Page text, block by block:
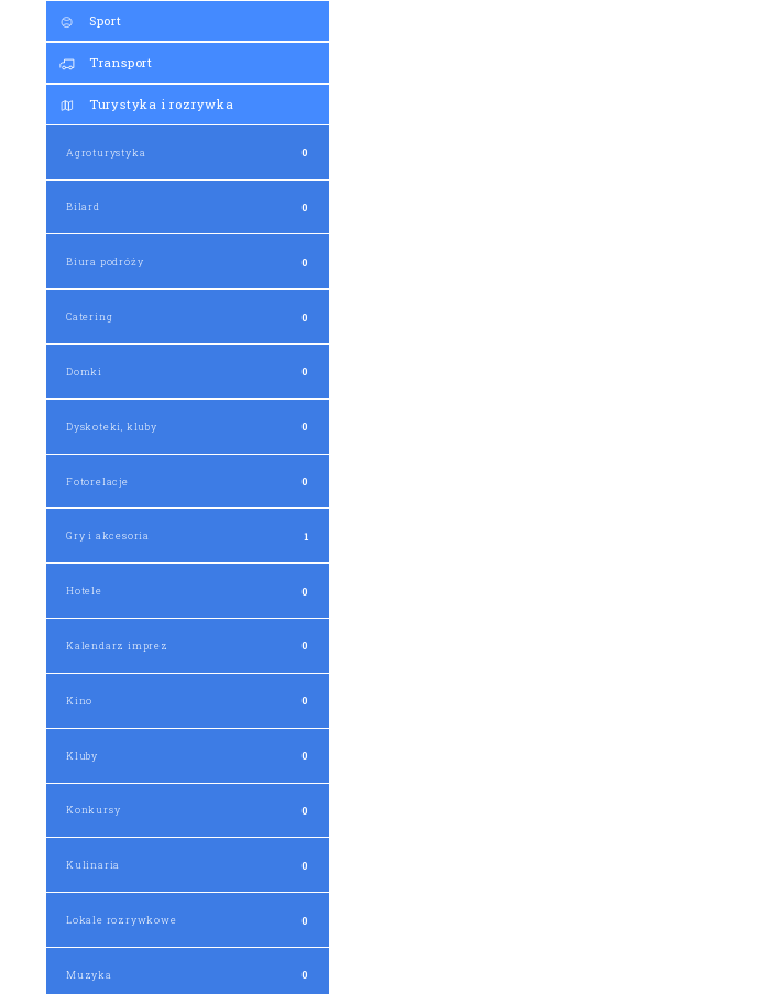
Sport
Transport
Turystyka i rozrywka
Agroturystyka 0
Bilard 0
Biura podróży 0
Catering 0
Domki 0
Dyskoteki, kluby 0
Fotorelacje 0
Gry i akcesoria 1
Hotele 0
Kalendarz imprez 0
Kino 0
Kluby 0
Konkursy 0
Kulinaria 0
Lokale rozrywkowe 0
Muzyka 0